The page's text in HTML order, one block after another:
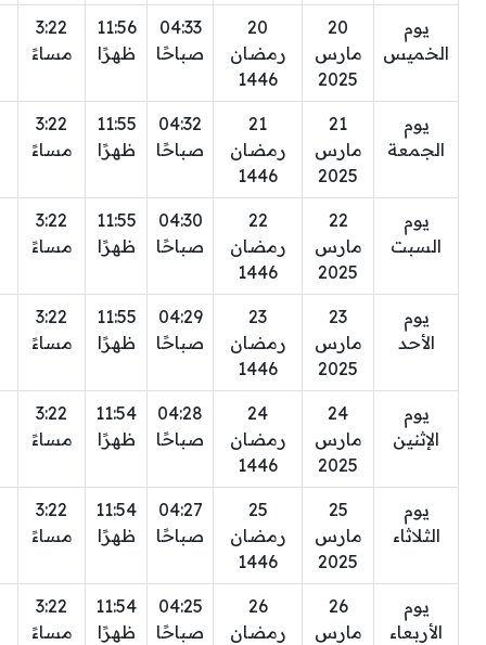
يوم
الخميس
20
مارس
2025
20
رمضان
1446
04:33
صباحًا
11:56
ظهرًا
3:22
مساءً
يوم
الجمعة
21
مارس
2025
21
رمضان
1446
04:32
صباحًا
11:55
ظهرًا
3:22
مساءً
يوم
السبت
22
مارس
2025
22
رمضان
1446
04:30
صباحًا
11:55
ظهرًا
3:22
مساءً
يوم
الأحد
23
مارس
2025
23
رمضان
1446
04:29
صباحًا
11:55
ظهرًا
3:22
مساءً
يوم
الإثنين
24
مارس
2025
24
رمضان
1446
04:28
صباحًا
11:54
ظهرًا
3:22
مساءً
يوم
الثلاثاء
25
مارس
2025
25
رمضان
1446
04:27
صباحًا
11:54
ظهرًا
3:22
مساءً
يوم
الأربعاء
26
مارس
26
رمضان
04:25
صباحًا
11:54
ظهرًا
3:22
مساءً